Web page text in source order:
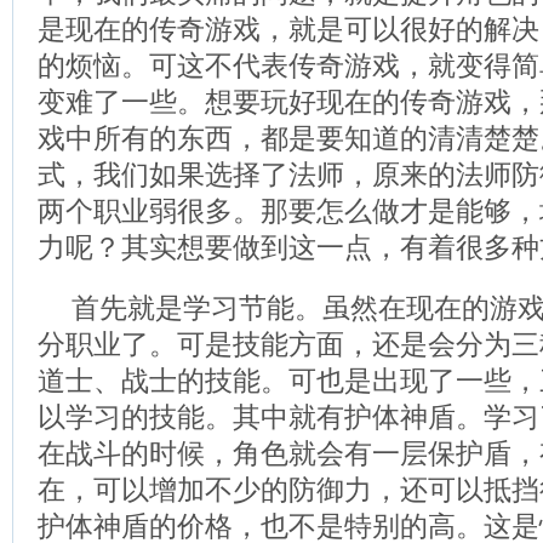
是现在的传奇游戏，就是可以很好的解
的烦恼。可这不代表传奇游戏，就变得
变难了一些。想要玩好现在的传奇游戏
戏中所有的东西，都是要知道的清清楚
式，我们如果选择了法师，原来的法师
两个职业弱很多。那要怎么做才是能够
力呢？其实想要做到这一点，有着很多
首先就是学习节能。虽然在现在的游
分职业了。可是技能方面，还是会分为
道士、战士的技能。可也是出现了一些
以学习的技能。其中就有护体神盾。学
在战斗的时候，角色就会有一层保护盾
在，可以增加不少的防御力，还可以抵
护体神盾的价格，也不是特别的高。这